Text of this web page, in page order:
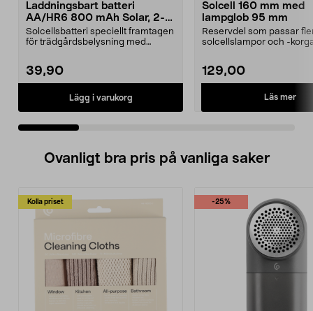
Laddningsbart batteri
AA/HR6 800 mAh Solar, 2-
pack
Solcellsbatteri speciellt framtagen
för trädgårdsbelysning med
39,90
Lägg i varukorg
Solcell 160 mm med
lampglob 95 mm
Reservdel som passar
solcellslampor och -
129,00
Läs mer
Ovanligt bra pris på vanliga saker
Kolla priset -25%